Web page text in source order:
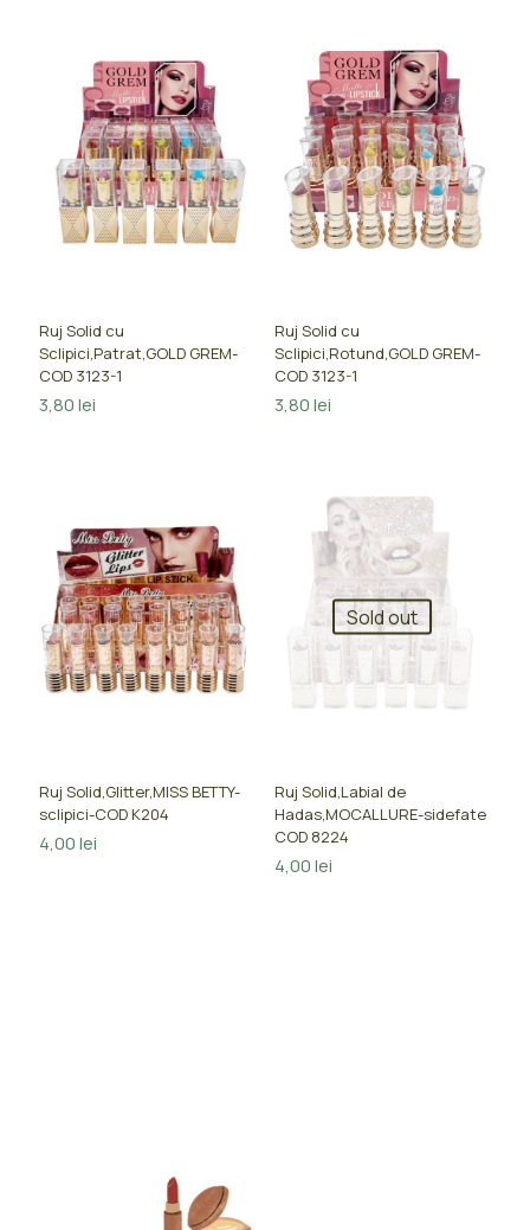
Ruj Solid cu
Sclipici,Patrat,GOLD GREM-
COD 3123-1
3,80lei
Ruj Solid cu
Sclipici,Rotund,GOLD GREM-
COD 3123-1
3,80lei
Ruj Solid,Glitter,MISS BETTY-
sclipici-COD K204
4,00lei
Sold out
Ruj Solid,Labial de
Hadas,MOCALLURE-sidefate
COD 8224
4,00lei